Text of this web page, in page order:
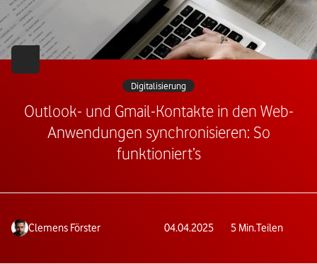
Digitalisierung
Outlook- und Gmail-Kontakte in den Web-
Anwendungen synchronisieren: So
funktioniert’s
Clemens Förster 04.04.2025 5 Min.Teilen